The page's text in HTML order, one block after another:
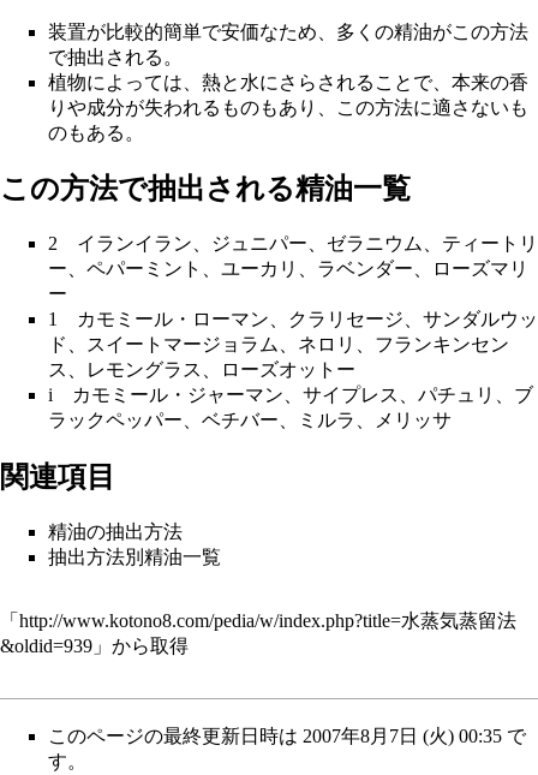
装置が比較的簡単で安価なため、多くの精油がこの方法
で抽出される。
植物によっては、熱と水にさらされることで、本来の香
りや成分が失われるものもあり、この方法に適さないも
のもある。
この方法で抽出される精油一覧
2 イランイラン ジュニパー ゼラニウム
ティートリ
ー
ペパーミント ユーカリ ラベンダー
ローズマリ
ー
1
カモミール・ローマン クラリセージ
サンダルウッ
ド
スイートマージョラム ネロリ
フランキンセン
ス
レモングラス
ローズオットー
i
カモミール・ジャーマン サイプレス パチュリ
ブ
ラックペッパー
ベチバー ミルラ メリッサ
関連項目
精油の抽出方法
抽出方法別精油一覧
「 http://www.kotono8.com/pedia/w/index.php?title=水蒸気蒸留法
&oldid=939 」から取得
このページの最終更新日時は 2007年8月7日 (火) 00:35 で
す。